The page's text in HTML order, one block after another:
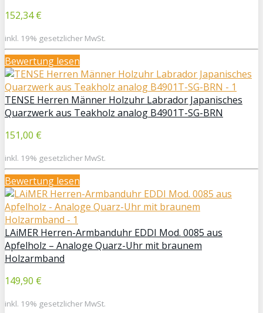
152,34 €
inkl. 19% gesetzlicher MwSt.
Bewertung lesen
TENSE Herren Männer Holzuhr Labrador Japanisches
Quarzwerk aus Teakholz analog B4901T-SG-BRN
151,00 €
inkl. 19% gesetzlicher MwSt.
Bewertung lesen
LAiMER Herren-Armbanduhr EDDI Mod. 0085 aus
Apfelholz – Analoge Quarz-Uhr mit braunem
Holzarmband
149,90 €
inkl. 19% gesetzlicher MwSt.